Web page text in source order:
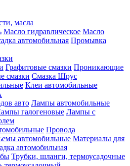
масла
Масло гидравлическое Масло
автомобильная Промывка
Графитовые смазки Проникающие
смазки Смазка Шрус
Клеи автомобильные
авто Лампы автомобильные
галогеновые Лампы с
Провода
автомобильные Материалы для
автомобильная
Трубки, шланги, термоусадочные